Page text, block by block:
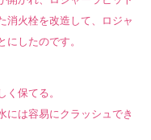
消火栓を改造して、ロジャ
したのです。
く保てる。
には容易にクラッシュでき